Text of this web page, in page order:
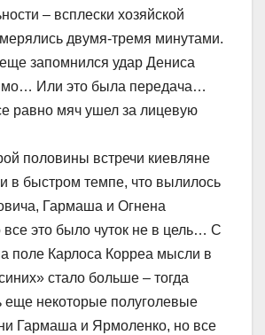
– всплески хозяйской
двумя-тремя минутами.
запомнился удар Дениса
Или это была передача…
равно мяч ушел за лицевую
половины встречи киевляне
в быстром темпе, что вылилось
Гармаша и Огнена
все это было чуток не в цель… С
поле Карлоса Корреа мысли в
стало больше – тогда
еще некоторые полуголевые
Гармаша и Ярмоленко, но все